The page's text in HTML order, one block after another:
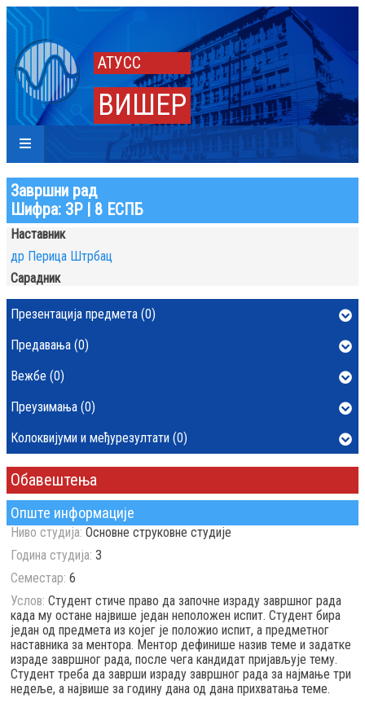
АТУСС
ВИШЕР
Завршни рад
Шифра: ЗР | 8 ЕСПБ
Опште информације
Ниво студија: Основне струковне студије
Година студија: 3
Семестар: 6
Услов: Студент стиче право да започне израду завршног рада
када му остане највише један неположен испит. Студент бира
један од предмета из којег је положио испит, а предметног
наставника за ментора. Ментор дефинише назив теме и задатке
израде завршног рада, после чега кандидат пријављује тему.
Студент треба да заврши израду завршног рада за најмање три
недеље, а највише за годину дана од дана прихватања теме.
Наставник
др Перица Штрбац
Сарадник
Презентација предмета (0)
Предавања (0)
Вежбе (0)
Преузимања (0)
Колоквијуми и међурезултати (0)
Обавештења